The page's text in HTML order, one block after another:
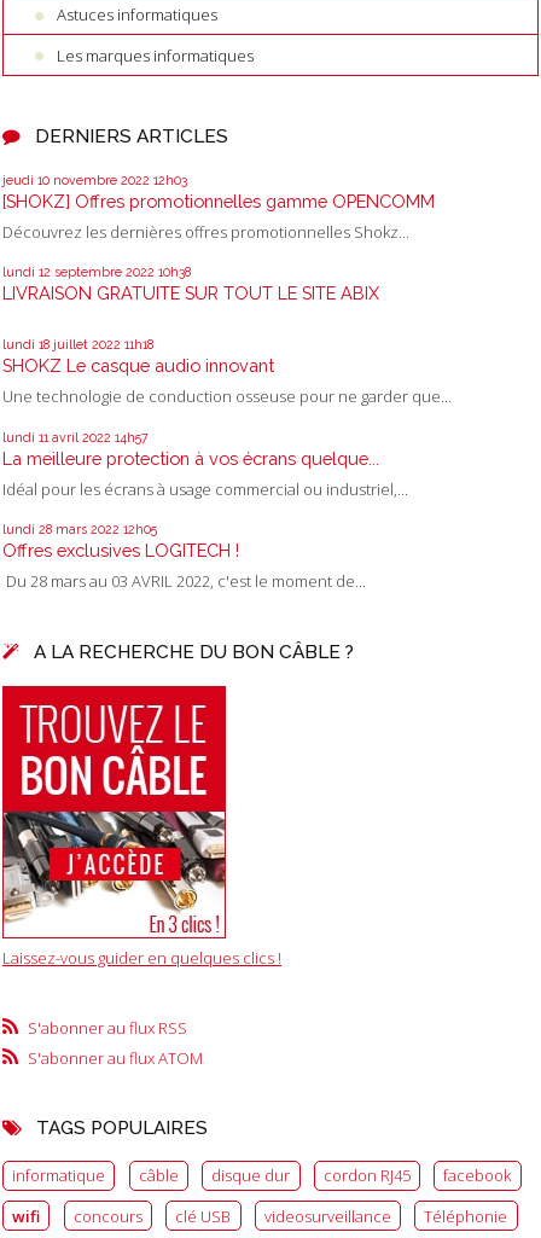
Astuces informatiques
Les marques informatiques
DERNIERS ARTICLES
jeudi 10 novembre 2022 12h03
[SHOKZ] Offres promotionnelles gamme OPENCOMM
Découvrez les dernières offres promotionnelles Shokz...
lundi 12 septembre 2022 10h38
LIVRAISON GRATUITE SUR TOUT LE SITE ABIX
lundi 18 juillet 2022 11h18
SHOKZ Le casque audio innovant
Une technologie de conduction osseuse pour ne garder que...
lundi 11 avril 2022 14h57
La meilleure protection à vos écrans quelque...
Idéal pour les écrans à usage commercial ou industriel,...
lundi 28 mars 2022 12h05
Offres exclusives LOGITECH !
Du 28 mars au 03 AVRIL 2022, c'est le moment de...
A LA RECHERCHE DU BON CÂBLE ?
Laissez-vous guider en quelques clics !
S'abonner au flux RSS
S'abonner au flux ATOM
TAGS POPULAIRES
informatique câble disque dur cordon RJ45
facebook
wifi
concours clé USB videosurveillance Téléphonie